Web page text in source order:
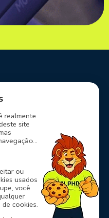
redes sociais
realmente
site
ou
usados
você
cookies.